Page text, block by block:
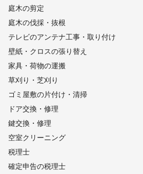
坂町
府中町
庭木の剪定
庭木の伐採・抜根
テレビのアンテナ工事・取り付け
壁紙・クロスの張り替え
家具・荷物の運搬
草刈り・芝刈り
ゴミ屋敷の片付け・清掃
ドア交換・修理
鍵交換・修理
空室クリーニング
税理士
確定申告の税理士